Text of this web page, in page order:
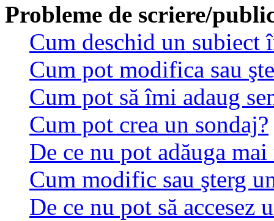
Probleme de scriere/
Cum deschid un subiect
Cum pot modifica sau
Cum pot să îmi adaug
Cum pot crea un sondaj?
De ce nu pot adăuga
Cum modific sau şterg
De ce nu pot să accesez